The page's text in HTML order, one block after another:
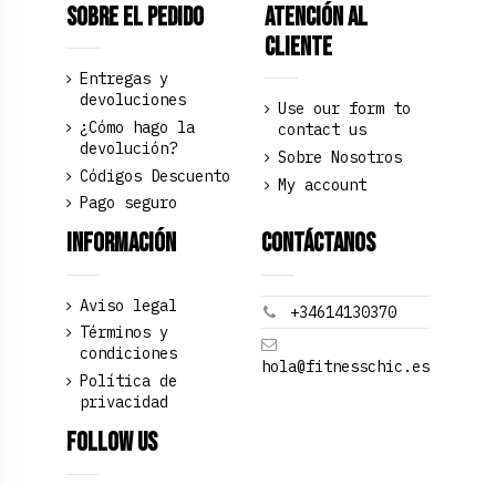
Sobre el pedido
Entregas y
devoluciones
¿Cómo hago la
devolución?
Códigos Descuento
Pago seguro
Atención al
Cliente
Use our form to
contact us
Sobre Nosotros
My account
Información
Aviso legal
Términos y
condiciones
Política de
privacidad
Contáctanos
+34614130370
hola@fitnesschic.es
Follow us